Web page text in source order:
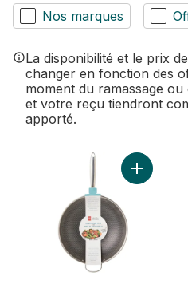
Nos marques
La disponibilité et le prix
changer en fonction des
moment du ramassage
et votre reçu tiendront
apporté.
Ajouter